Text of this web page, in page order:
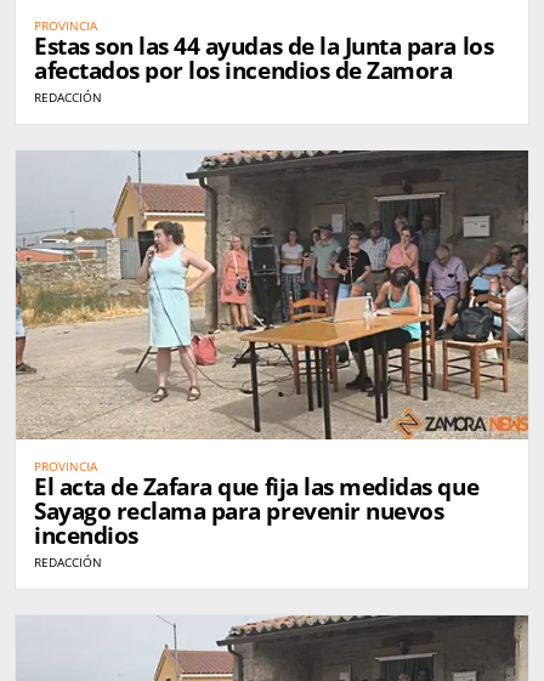
PROVINCIA
Estas son las 44 ayudas de la Junta para los
afectados por los incendios de Zamora
REDACCIÓN
PROVINCIA
El acta de Zafara que fija las medidas que
Sayago reclama para prevenir nuevos
incendios
REDACCIÓN